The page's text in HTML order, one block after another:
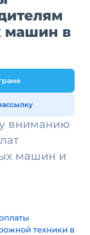
машин в
вниманию
машин и
техники в